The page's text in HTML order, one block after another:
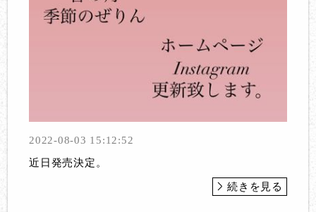
2022-08-03 15:12:52
近日発売決定。
続きを見る